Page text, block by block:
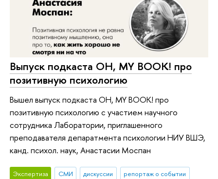
Выпуск подкаста OH, MY BOOK! про
позитивную психологию
Вышел выпуск подкаста OH, MY BOOK! про
позитивную психологию с участием научного
сотрудника Лаборатории, приглашенного
преподавателя депаратмента психологии НИУ ВШЭ,
канд. психол. наук, Анастасии Моспан
Экспертиза СМИ дискуссии репортаж о событии